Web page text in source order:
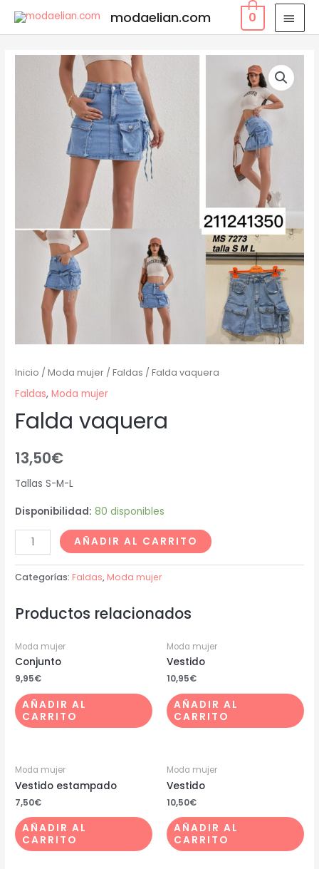
modaelian.com 0
Inicio /Moda mujer /Faldas / Falda vaquera
Faldas,Moda mujer
Falda vaquera
13,50€
Tallas S-M-L
Disponibilidad: 80 disponibles
AÑADIR AL CARRITO
Categorías: Faldas, Moda mujer
Productos relacionados
Moda mujer
Conjunto
9,95€
AÑADIR AL
CARRITO
Moda mujer
Vestido
10,95€
AÑADIR AL
CARRITO
Moda mujer
Vestido estampado
7,50€
AÑADIR AL
CARRITO
Moda mujer
Vestido
10,50€
AÑADIR AL
CARRITO